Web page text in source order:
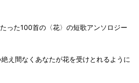
った100首の〈花〉の短歌アンソロジー
え間なくあなたが花を受けとれるように